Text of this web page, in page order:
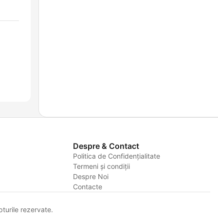
Despre & Contact
Politica de Confidențialitate
Termeni și condiții
Despre Noi
Contacte
rezervate.